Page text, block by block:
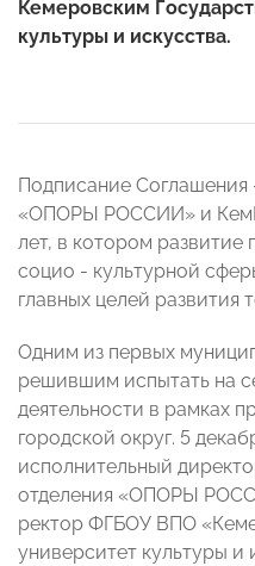
Кемеровским
культуры и искусства.
Подписание Соглашения
«ОПОРЫ РОССИИ» и
лет, в котором развитие
социо - культурной
главных целей развития
Одним из первых
решившим испытать на
деятельности в рамках
городской округ. 5
исполнительный
отделения «ОПОРЫ
ректор ФГБОУ ВПО
университет культуры и